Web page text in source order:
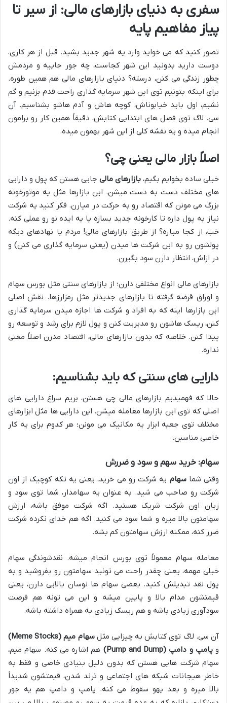
سفری به دنیای بازارهای مالی: از سیر تا
پیاز مفاهیم پایه
تصور کنید که می خواید وارد یه شهر جدید بشید. قبل از هر کاری،
دوست دارید بدونید این شهر کجاست، چه جور جاییه و مردمش
چطور زندگی می کنن، درسته؟ دنیای بازارهای مالی هم همین طوره.
برای اینکه بتونیم توی این شهر سرمایه گذاری راحت قدم بزنیم و گم
نشیم، اول باید خیابوناش، کوچه هاش و آدم هاشو بشناسیم. آن
سی. لاگ توی فصل های ابتدایی کتابش، دقیقاً همین کار رو برامون
انجام میده و یه نقشه کلی از این شهر بهمون میده.
اصلاً بازار مالی یعنی چی؟
خیلی ساده بخوایم بگیم، بازارهای مالی جایی هستن که پول و دارایی
های مختلف دست به دست میشن. این بازارها مثل یه موتورخونه
بزرگ می مونن که اقتصاد رو به حرکت در میارن. فکر کنید یه شرکت
نیاز به پول داره تا کارخونه جدید بسازه یا یه ایده نو رو عملی کنه.
خب، از کجا میاره؟ از طریق بازارهای مالی! مردم یا نهادهای دیگه
پولشون رو به این شرکت ها میدن (یعنی سرمایه گذاری می کنن) و
در ازاش، انتظار دارن سود بگیرن.
بازارهای مالی انواع مختلفی دارن؛ از بازارهای سنتی مثل بورس سهام
و اوراق قرضه گرفته تا بازارهای جدیدتر مثل رمزارزها. نقش اصلی
این بازارها اینه که به افراد و شرکت ها اجازه میدن سرمایه گذاری
کنن، ریسک هاشون رو مدیریت کنن و پول لازم برای رشد و توسعه رو
پیدا کنن. خلاصه که بدون بازارهای مالی، اقتصاد مدرن اصلاً معنی
نداره.
دارایی های سنتی که باید بشناسیم:
حالا که فهمیدیم بازارهای مالی چی هستن، بریم سراغ دارایی های
اصلی که توی این بازارها معامله میشن. این دارایی ها مثل ابزارهای
مختلف توی جعبه ابزار یه مکانیک می مونن؛ هر کدوم برای یه کار
خاصی مناسبن.
سهام: خرید سهم و سود و ضررش
وقتی شماسهام یه شرکت رو می خرید، یعنی یه تکه کوچیک از اون
شرکت رو صاحب می شید. به عنوان یه سهامدار، شما توی سود و
زیان اون شرکت شریک هستید. اگه شرکت موفق باشه، ارزش
سهامتون بالا میره و شما سود می کنید. اگه هم خدای نکرده شرکت
ضرر کنه، ممکنه ارزش سهامتون کم بشه.
معامله سهام معمولاً توی بورس انجام میشه. نقدشوندگی سهام
خیلی مهمه، یعنی چقدر راحت می تونید سهامتون رو بفروشید و به
پول نقد تبدیلش کنید. بعضی سهام ها نوسان بالایی دارن، یعنی
قیمتشون مدام بالا و پایین میشه و این می تونه هم فرصت
سودآوری زیادی باشه و هم ریسک زیادی به همراه داشته باشه.
آن سی. لاگ توی کتابش به چیزایی مثلسهام میم (Meme Stocks)
وپامپ و دامپ (Pump and Dump)
هم اشاره می کنه. سهام میم،
سهام شرکت هایی هستن که بدون دلیل بنیادی خاصی و فقط به
خاطر هیجانات شبکه های اجتماعی و ترند شدن، قیمتشون شدیداً
بالا میره و بعد یهو سقوط می کنه. پامپ و دامپ هم یه جور